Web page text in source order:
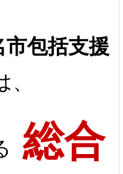
市包括支援
、
総合